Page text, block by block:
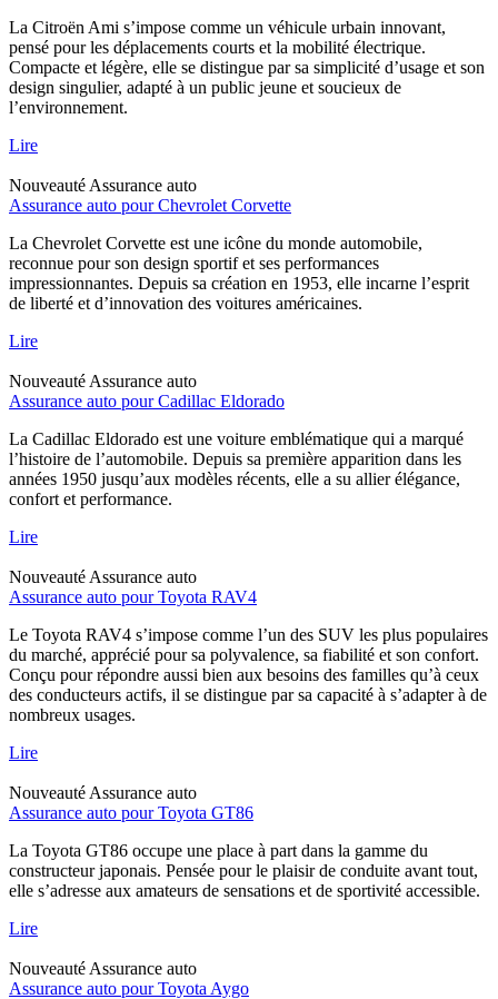
La Citroën Ami s’impose comme un véhicule urbain innovant,
pensé pour les déplacements courts et la mobilité électrique.
Compacte et légère, elle se distingue par sa simplicité d’usage et son
design singulier, adapté à un public jeune et soucieux de
l’environnement.
Lire
Nouveauté Assurance auto
Assurance auto pour Chevrolet Corvette
La Chevrolet Corvette est une icône du monde automobile,
reconnue pour son design sportif et ses performances
impressionnantes. Depuis sa création en 1953, elle incarne l’esprit
de liberté et d’innovation des voitures américaines.
Lire
Nouveauté Assurance auto
Assurance auto pour Cadillac Eldorado
La Cadillac Eldorado est une voiture emblématique qui a marqué
l’histoire de l’automobile. Depuis sa première apparition dans les
années 1950 jusqu’aux modèles récents, elle a su allier élégance,
confort et performance.
Lire
Nouveauté Assurance auto
Assurance auto pour Toyota RAV4
Le Toyota RAV4 s’impose comme l’un des SUV les plus populaires
du marché, apprécié pour sa polyvalence, sa fiabilité et son confort.
Conçu pour répondre aussi bien aux besoins des familles qu’à ceux
des conducteurs actifs, il se distingue par sa capacité à s’adapter à de
nombreux usages.
Lire
Nouveauté Assurance auto
Assurance auto pour Toyota GT86
La Toyota GT86 occupe une place à part dans la gamme du
constructeur japonais. Pensée pour le plaisir de conduite avant tout,
elle s’adresse aux amateurs de sensations et de sportivité accessible.
Lire
Nouveauté Assurance auto
Assurance auto pour Toyota Aygo